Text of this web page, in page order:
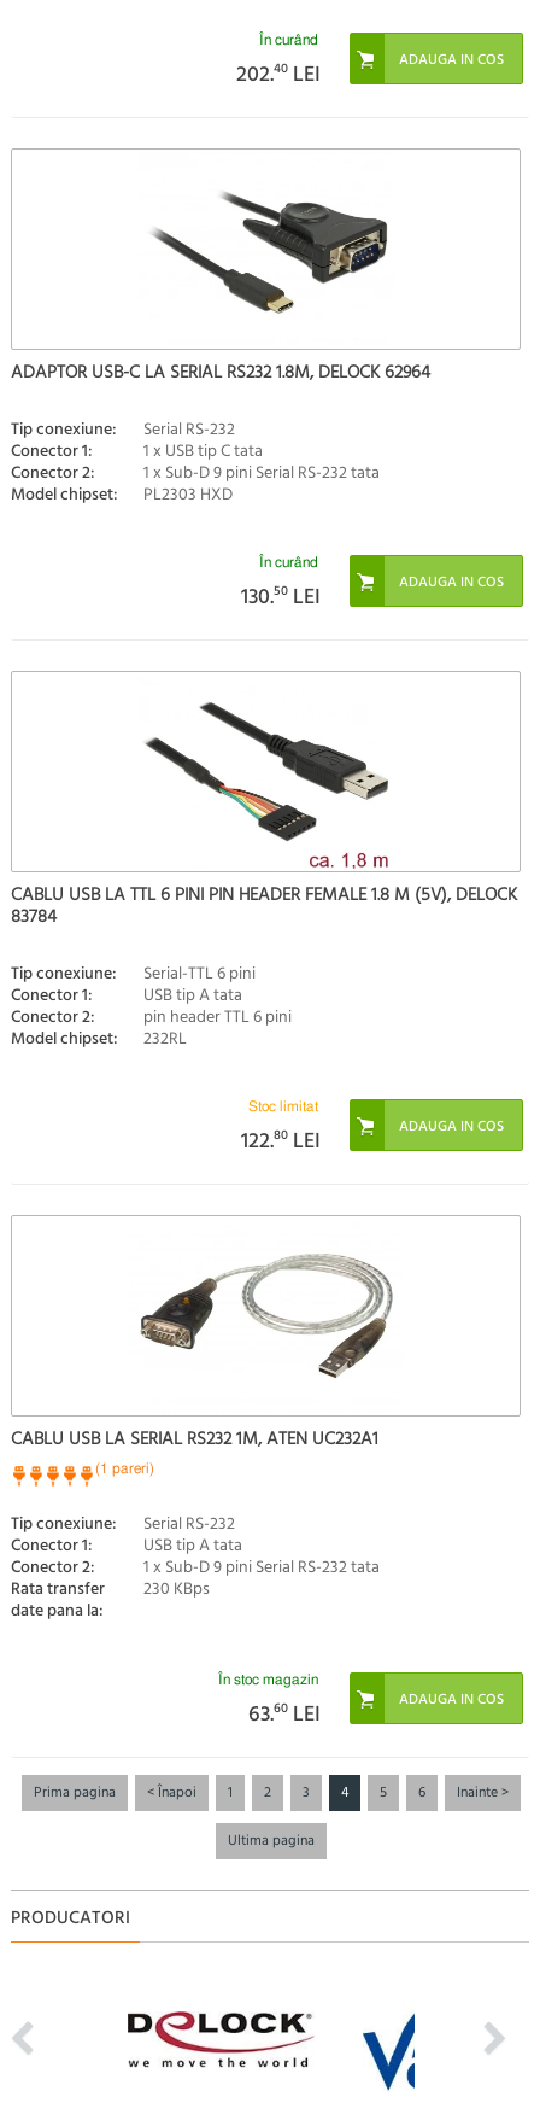
În curând
202.40 LEI
ADAPTOR USB-C LA SERIAL RS232 1.8M, DELOCK 62964
Tip conexiune: Serial RS-232
Conector 1: 1 x USB tip C tata
Conector 2: 1 x Sub-D 9 pini Serial RS-232 tata
Model chipset: PL2303 HXD
În curând
130.50 LEI
CABLU USB LA TTL 6 PINI PIN HEADER FEMALE 1.8 M (5V), DELOCK
83784
Tip conexiune: Serial-TTL 6 pini
Conector 1: USB tip A tata
Conector 2: pin header TTL 6 pini
Model chipset: 232RL
Stoc limitat
122.80 LEI
CABLU USB LA SERIAL RS232 1M, ATEN UC232A1
(1 pareri)
Tip conexiune: Serial RS-232
Conector 1: USB tip A tata
Conector 2: 1 x Sub-D 9 pini Serial RS-232 tata
Rata transfer
date pana la:
230 KBps
În stoc magazin
63.60 LEI
Prima pagina < Înapoi 1 2 3 4 5 6
Inainte >
Ultima pagina
PRODUCATORI